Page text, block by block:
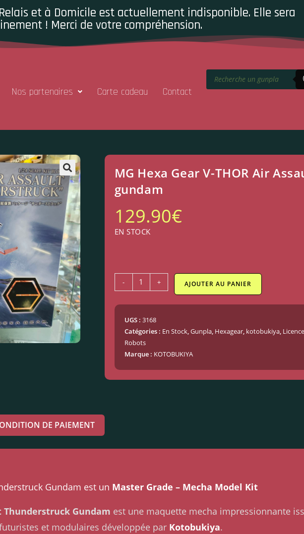
et à Domicile est actuellement indisponible. Elle sera
! Merci de votre compréhension.
Nos partenaires Carte cadeau Contact
MG Hexa Gear V-THOR Air
gundam
129.90€
EN STOCK
- + AJOUTER AU PANIER
UGS : 3168
Catégories : En Stock, Gunpla, Hexagear, kotobukiya,
Robots
Marque : KOTOBUKIYA
DE PAIEMENT
Gundam est un Master Grade – Mecha Model Kit
Thunderstruck Gundam est une maquette mecha impressionnante
et modulaires développée par Kotobukiya.